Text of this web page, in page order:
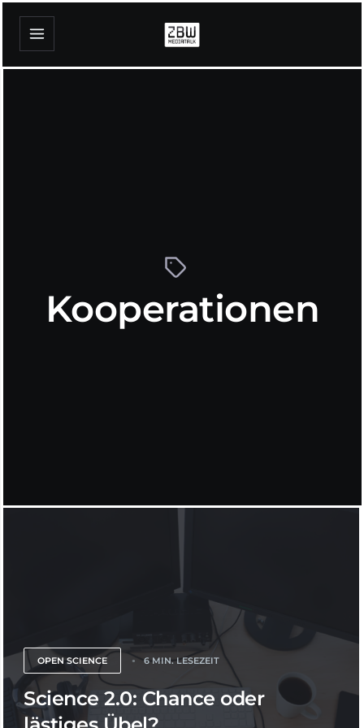
Kooperationen
OPEN SCIENCE 6 MIN. LESEZEIT
Science 2.0: Chance oder